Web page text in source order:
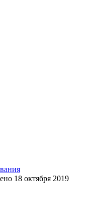
18 октября 2019